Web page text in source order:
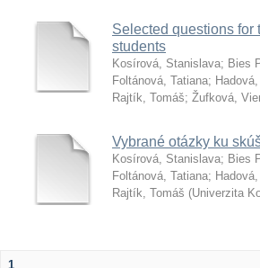
Selected questions for
students
Kosírová, Stanislava; Bies
Foltánová, Tatiana;
Rajtík, Tomáš; Žufková,
Vybrané otázky ku
Kosírová, Stanislava; Bies
Foltánová, Tatiana;
Rajtík, Tomáš (Univerzita
1